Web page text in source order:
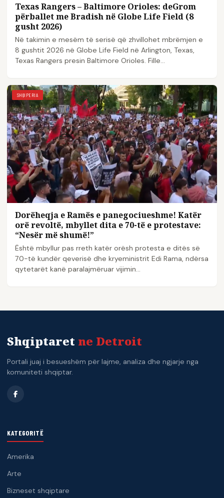
Texas Rangers – Baltimore Orioles: deGrom
përballet me Bradish në Globe Life Field (8
gusht 2026)
Në takimin e mesëm të serisë që zhvillohet mbrëmjen e
8 gushtit 2026 në Globe Life Field në Arlington, Texas,
Texas Rangers presin Baltimore Orioles. Fille...
SHQIPERIA
Dorëheqja e Ramës e panegociueshme! Katër
orë revoltë, mbyllet dita e 70-të e protestave:
“Nesër më shumë!”
Është mbyllur pas rreth katër orësh protesta e ditës së
70-të kundër qeverisë dhe kryeministrit Edi Rama, ndërsa
qytetarët kanë paralajmëruar vijimin…
Shqiptaret ne Detroit
Portali juaj i besueshëm për lajme, analiza dhe ngjarje nga
komuniteti shqiptar.
KATEGORITË
Amerika
Arte
Bizneset shqiptare